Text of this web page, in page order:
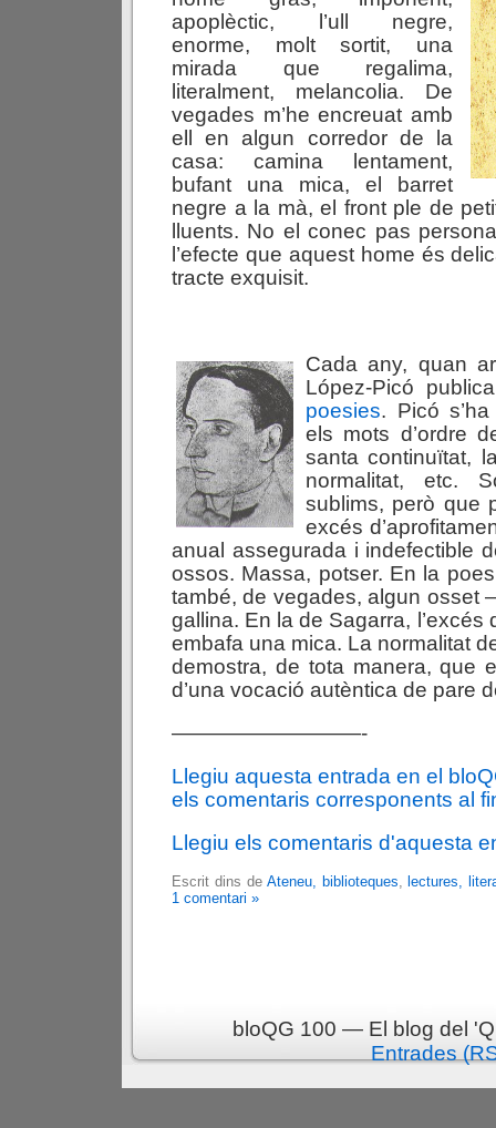
apoplèctic, l’ull negre,
enorme, molt sortit, una
mirada que regalima,
literalment, melancolia. De
vegades m’he encreuat amb
ell en algun corredor de la
casa: camina lentament,
bufant una mica, el barret
negre a la mà, el front ple de
lluents. No el conec pas
l’efecte que aquest home és
tracte exquisit.
Cada any, quan
López-Picó
poesies. Picó
els mots d’ordre
santa continuïtat,
normalitat, etc.
sublims, però que
excés
anual assegurada i indefectible
ossos. Massa, potser. En la
també, de vegades, algun osset
gallina. En la de Sagarra, l’excés
embafa una mica. La normalitat
demostra, de tota manera, que
d’una vocació autèntica de pare
—————————-
Llegiu aquesta entrada en el
els comentaris corresponents al
Llegiu els comentaris d'aquesta
Escrit dins de Ateneu, biblioteques, lectures,
1 comentari »
bloQG 100 — El blog del
Entrades